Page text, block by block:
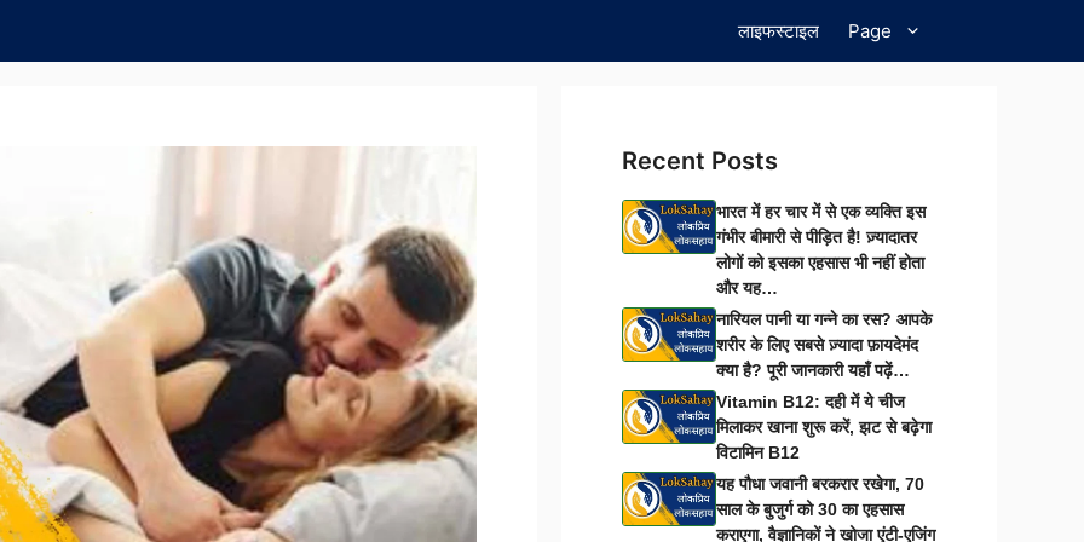
लाइफस्टाइल Page
Recent Posts
भारत में हर चार में से एक व्यक्ति इस
गंभीर बीमारी से पीड़ित है! ज़्यादातर
लोगों को इसका एहसास भी नहीं होता
और यह…
नारियल पानी या गन्ने का रस? आपके
शरीर के लिए सबसे ज़्यादा फ़ायदेमंद
क्या है? पूरी जानकारी यहाँ पढ़ें…
Vitamin B12: दही में ये चीज
मिलाकर खाना शुरू करें, झट से बढ़ेगा
विटामिन B12
यह पौधा जवानी बरकरार रखेगा, 70
साल के बुजुर्ग को 30 का एहसास
कराएगा, वैज्ञानिकों ने खोजा एंटी-एजिंग